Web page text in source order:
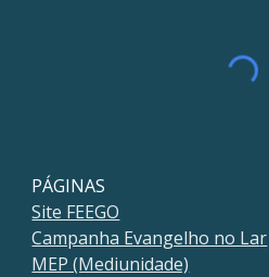
PÁGINAS
Site FEEGO
Campanha Evangelho no Lar
MEP (Mediunidade)